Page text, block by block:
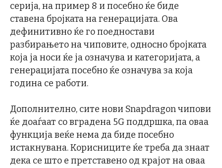
серија, на пример 8 и посебно ќе биде
ставена бројката на генерацијата. Ова
дефинитивно ќе го поедностави
разбирањето на чиповите, односно бројката
која ја носи ќе ја означува и категоријата, а
генерацијата посебно ќе означува за која
година се работи.
Дополнително, сите нови Snapdragon чипови
ќе доаѓаат со вградена 5G поддршка, па оваа
функција веќе нема да биде посебно
истакнувана. Корисниците ќе треба да знаат
дека се што е претставено од крајот на оваа